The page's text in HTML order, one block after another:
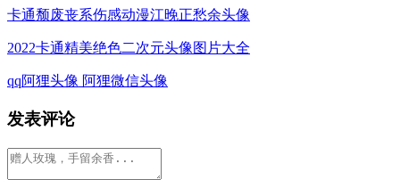
卡通颓废丧系伤感动漫江晚正愁余头像
2022卡通精美绝色二次元头像图片大全
qq阿狸头像 阿狸微信头像
发表评论